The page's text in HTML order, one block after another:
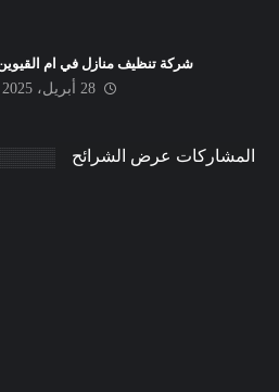
شركة تنظيف منازل في ام القيوين
28 أبريل، 2025
المشاركات عرض الشرائح